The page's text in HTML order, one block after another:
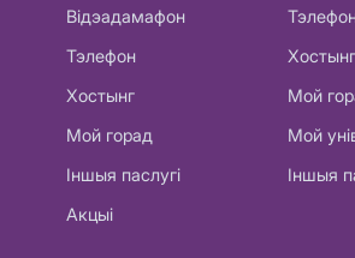
Відэадамафон
Тэлефон
Хостынг
Мой горад
Іншыя паслугі
Акцыі
Хостынг
Мой
Мой
Іншыя